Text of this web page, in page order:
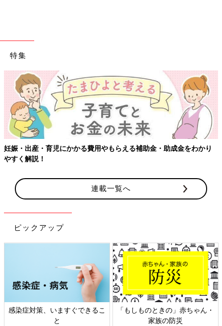
特集
妊娠・出産・育児にかかる費用やもらえる補助金・助成金をわかり
やすく解説！
連載一覧へ
ピックアップ
感染症対策、いますぐできるこ
と
「もしものときの」赤ちゃん・
家族の防災